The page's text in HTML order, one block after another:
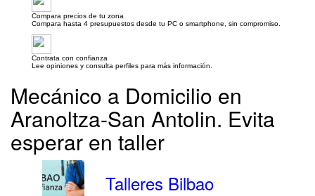
Compara precios de tu zona
Compara hasta 4 presupuestos desde tu PC o smartphone, sin compromiso.
Contrata con confianza
Lee opiniones y consulta perfiles para más información.
Mecánico a Domicilio en
Aranoltza-San Antolin. Evita
esperar en taller
Talleres Bilbao